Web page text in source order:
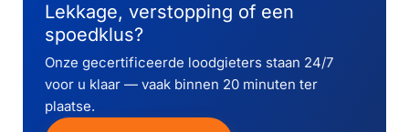
Lekkage, verstopping of een
spoedklus?
Onze gecertificeerde loodgieters staan 24/7
voor u klaar — vaak binnen 20 minuten ter
plaatse.